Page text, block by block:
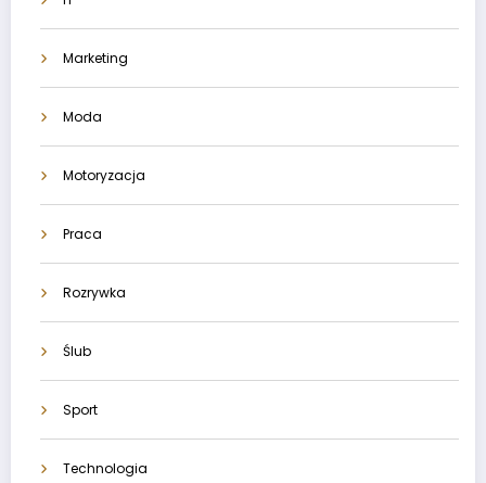
Marketing
Moda
Motoryzacja
Praca
Rozrywka
Ślub
Sport
Technologia